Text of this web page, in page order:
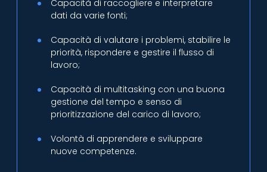
Capacità di raccogliere e interpretare
dati da varie fonti;
Capacità di valutare i problemi, stabilire le
priorità, rispondere e gestire il flusso di
lavoro;
Capacità di multitasking con una buona
gestione del tempo e senso di
prioritizzazione del carico di lavoro;
Volontà di apprendere e sviluppare
nuove competenze.